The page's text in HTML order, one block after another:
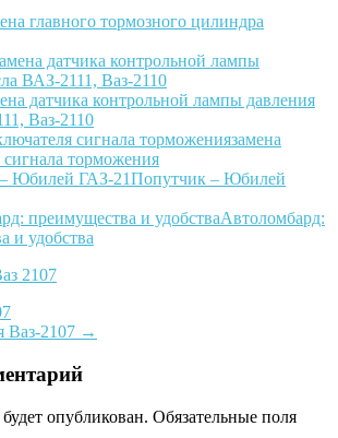
главного тормозного цилиндра
датчика контрольной лампы давления
Ваз-2110
замена
торможения
Попутчик – Юбилей
Автоломбард:
и удобства
2107
Ваз-2107 →
опубликован. Обязательные поля